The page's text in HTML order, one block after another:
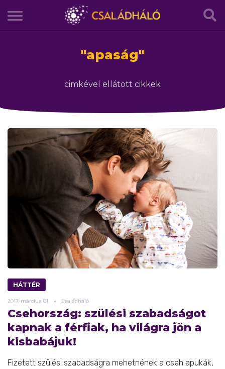
"apaság"
cimkével ellátott cikkek
HÁTTÉR
2017. március 01. Családháló
Csehország: szülési szabadságot
kapnak a férfiak, ha világra jön a
kisbabájuk!
Fizetett szülési szabadságra mehetnének a cseh apukák,